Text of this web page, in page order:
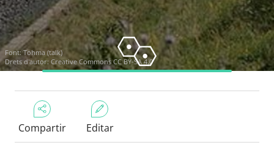
Font:Tohma (talk)
Drets d'autor: Creative Commons CC BY-SA 4.0
Compartir Editar